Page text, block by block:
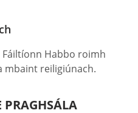
Habbo roimh
mbaint reiligiúnach.
PRAGHSÁLA